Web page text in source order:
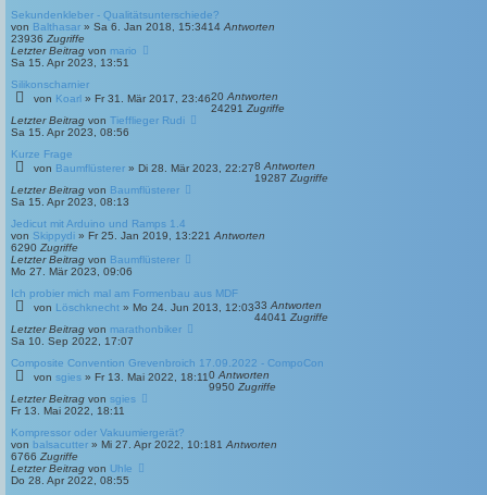
Sekundenkleber - Qualitätsunterschiede?
von Balthasar » Sa 6. Jan 2018, 15:3414 Antworten
23936 Zugriffe
Letzter Beitrag von mario
Sa 15. Apr 2023, 13:51
Silikonscharnier
von Koarl » Fr 31. Mär 2017, 23:4620 Antworten
24291 Zugriffe
Letzter Beitrag von Tiefflieger Rudi
Sa 15. Apr 2023, 08:56
Kurze Frage
von Baumflüsterer » Di 28. Mär 2023, 22:278 Antworten
19287 Zugriffe
Letzter Beitrag von Baumflüsterer
Sa 15. Apr 2023, 08:13
Jedicut mit Arduino und Ramps 1.4
von Skippydi » Fr 25. Jan 2019, 13:221 Antworten
6290 Zugriffe
Letzter Beitrag von Baumflüsterer
Mo 27. Mär 2023, 09:06
Ich probier mich mal am Formenbau aus MDF
von Löschknecht » Mo 24. Jun 2013, 12:0333 Antworten
44041 Zugriffe
Letzter Beitrag von marathonbiker
Sa 10. Sep 2022, 17:07
Composite Convention Grevenbroich 17.09.2022 - CompoCon
von sgies » Fr 13. Mai 2022, 18:110 Antworten
9950 Zugriffe
Letzter Beitrag von sgies
Fr 13. Mai 2022, 18:11
Kompressor oder Vakuumiergerät?
von balsacutter » Mi 27. Apr 2022, 10:181 Antworten
6766 Zugriffe
Letzter Beitrag von Uhle
Do 28. Apr 2022, 08:55